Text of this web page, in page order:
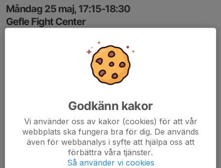
Måndag 25 maj, 17:15-18:30
Gefle Fight Center
Godkänn kakor
Vi använder oss av kakor (cookies) för att vår
webbplats ska fungera bra för dig. De används
även för webbanalys i syfte att hjälpa oss att
förbättra våra tjänster.
Så använder vi cookies